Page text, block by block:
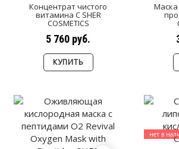
Концентрат чистого
витамина С SHER
COSMETICS
5 760 руб.
КУПИТЬ
Маска
нет в